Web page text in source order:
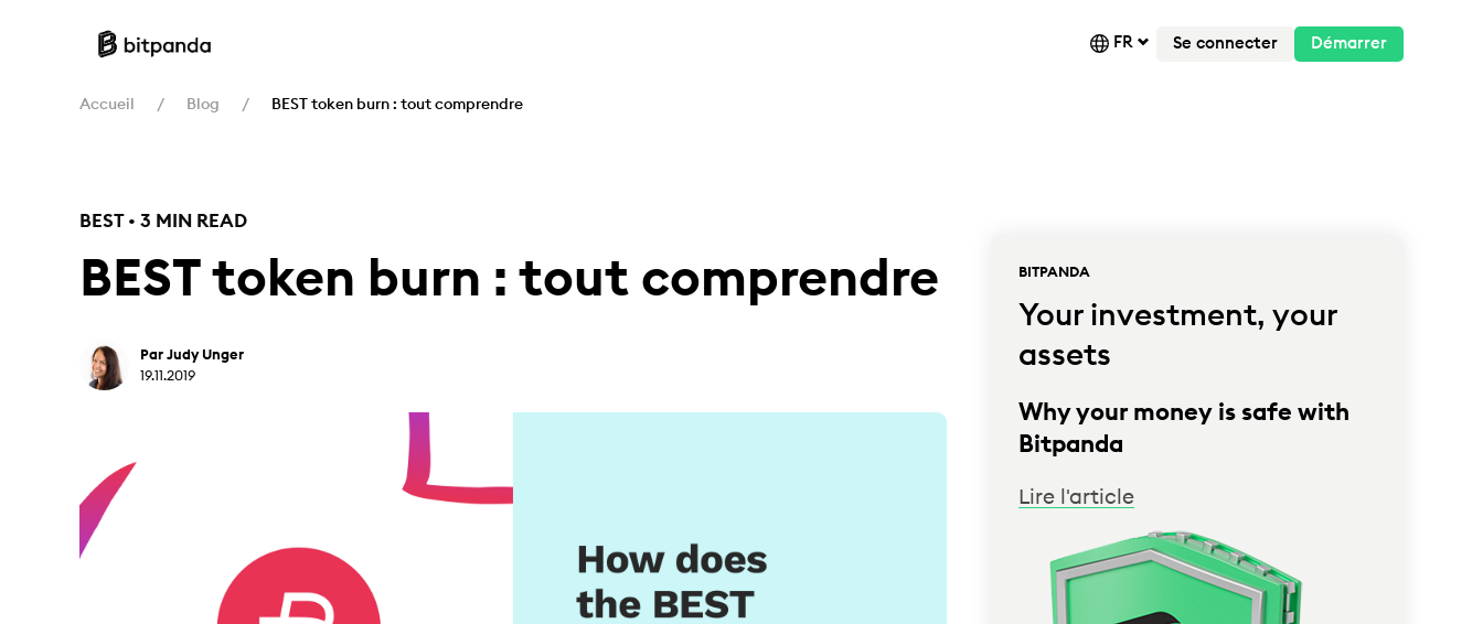
FR Se connecter Démarrer
Accueil Blog BEST token burn : tout comprendre
BEST • 3 MIN READ
BEST token burn : tout comprendre
Par Judy Unger
19.11.2019
BITPANDA
Your investment, your
assets
Why your money is safe with
Bitpanda
Lire l'article